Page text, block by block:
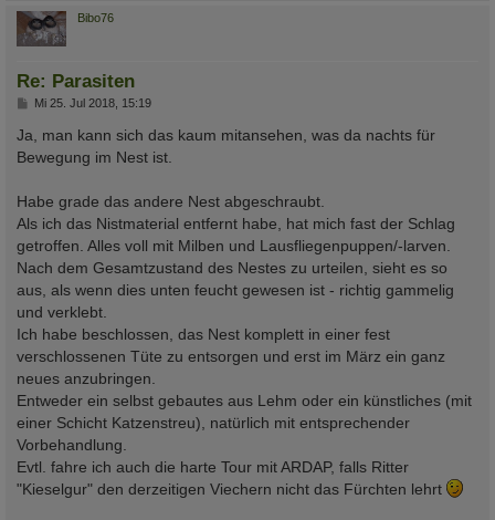
Bibo76
Re: Parasiten
B
i
r
Mi 25. Jul 2018, 15:19
Ja, man kann sich das kaum mitansehen, was da nachts für
Bewegung im Nest ist.
Habe grade das andere Nest abgeschraubt.
Als ich das Nistmaterial entfernt habe, hat mich fast der Schlag
getroffen. Alles voll mit Milben und Lausfliegenpuppen/-larven.
Nach dem Gesamtzustand des Nestes zu urteilen, sieht es so
aus, als wenn dies unten feucht gewesen ist - richtig gammelig
und verklebt.
Ich habe beschlossen, das Nest komplett in einer fest
verschlossenen Tüte zu entsorgen und erst im März ein ganz
neues anzubringen.
Entweder ein selbst gebautes aus Lehm oder ein künstliches (mit
einer Schicht Katzenstreu), natürlich mit entsprechender
Vorbehandlung.
Evtl. fahre ich auch die harte Tour mit ARDAP, falls Ritter
"Kieselgur" den derzeitigen Viechern nicht das Fürchten lehrt